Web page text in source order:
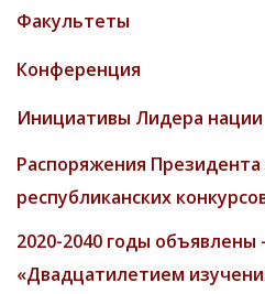
Факультеты
Конференция
Инициативы Лидера нации
Распоряжения
республиканских
2020-2040 годы
«Двадцатилетием